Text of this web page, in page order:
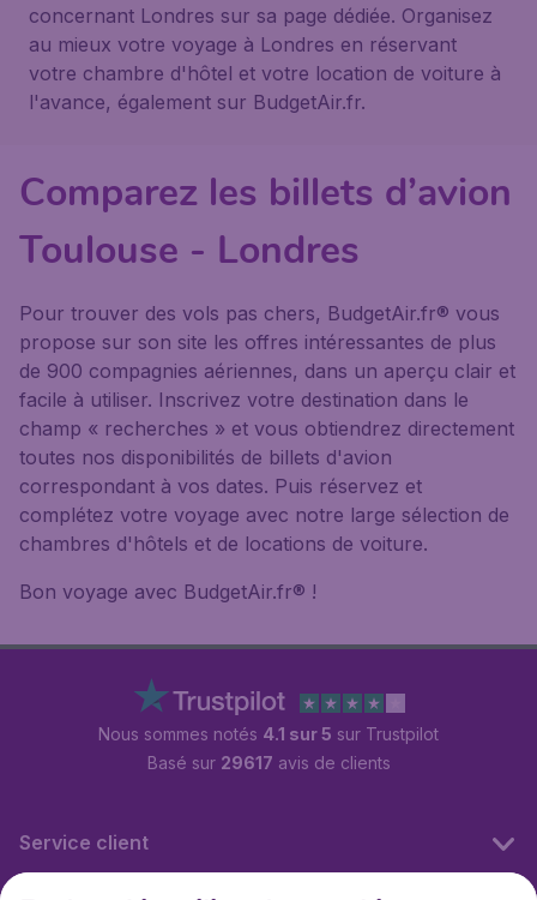
concernant Londres sur sa page dédiée. Organisez
au mieux votre voyage à Londres en réservant
votre chambre d'hôtel et votre location de voiture à
l'avance, également sur BudgetAir.fr.
Comparez les billets d’avion
Toulouse - Londres
Pour trouver des vols pas chers, BudgetAir.fr® vous
propose sur son site les offres intéressantes de plus
de 900 compagnies aériennes, dans un aperçu clair et
facile à utiliser. Inscrivez votre destination dans le
champ « recherches » et vous obtiendrez directement
toutes nos disponibilités de billets d'avion
correspondant à vos dates. Puis réservez et
complétez votre voyage avec notre large sélection de
chambres d'hôtels et de locations de voiture.
Bon voyage avec BudgetAir.fr® !
Nous sommes notés 4.1 sur 5 sur Trustpilot
Basé sur 29617 avis de clients
Service client